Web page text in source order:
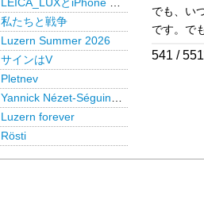
でも、い
です。で
541 / 551
私たちと戦争
Luzern Summer 2026
サインはV
Pletnev
Luzern forever
Rösti